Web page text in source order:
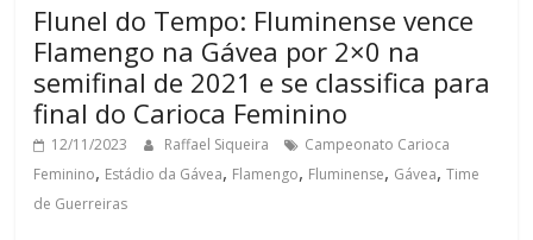
Flunel do Tempo: Fluminense vence
Flamengo na Gávea por 2×0 na
semifinal de 2021 e se classifica para
final do Carioca Feminino
12/11/2023 Raffael Siqueira
Campeonato Carioca
Feminino, Estádio da Gávea, Flamengo, Fluminense, Gávea,Time
de Guerreiras